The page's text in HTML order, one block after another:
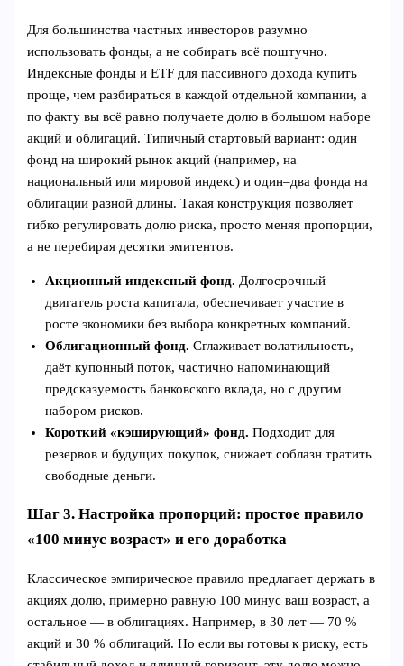
Для большинства частных инвесторов разумно
использовать фонды, а не собирать всё поштучно.
Индексные фонды и ETF для пассивного дохода купить
проще, чем разбираться в каждой отдельной компании, а
по факту вы всё равно получаете долю в большом наборе
акций и облигаций. Типичный стартовый вариант: один
фонд на широкий рынок акций (например, на
национальный или мировой индекс) и один–два фонда на
облигации разной длины. Такая конструкция позволяет
гибко регулировать долю риска, просто меняя пропорции,
а не перебирая десятки эмитентов.
Акционный индексный фонд. Долгосрочный
двигатель роста капитала, обеспечивает участие в
росте экономики без выбора конкретных компаний.
Облигационный фонд. Сглаживает волатильность,
даёт купонный поток, частично напоминающий
предсказуемость банковского вклада, но с другим
набором рисков.
Короткий «кэширующий» фонд. Подходит для
резервов и будущих покупок, снижает соблазн тратить
свободные деньги.
Шаг 3. Настройка пропорций: простое правило
«100 минус возраст» и его доработка
Классическое эмпирическое правило предлагает держать в
акциях долю, примерно равную 100 минус ваш возраст, а
остальное — в облигациях. Например, в 30 лет — 70 %
акций и 30 % облигаций. Но если вы готовы к риску, есть